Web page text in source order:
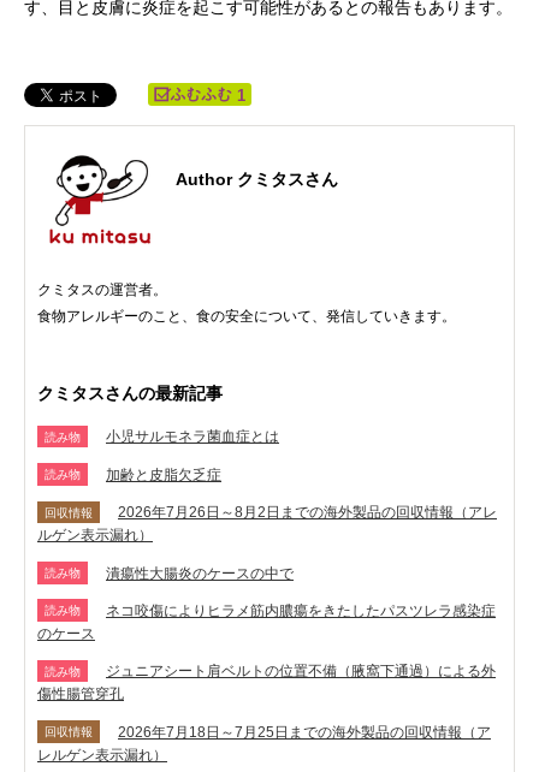
す、目と皮膚に炎症を起こす可能性があるとの報告もあります。
1
Author クミタスさん
クミタスの運営者。
食物アレルギーのこと、食の安全について、発信していきます。
クミタスさんの最新記事
読み物 小児サルモネラ菌血症とは
読み物 加齢と皮脂欠乏症
回収情報
2026年7月26日～8月2日までの海外製品の回収情報（アレ
ルゲン表示漏れ）
読み物 潰瘍性大腸炎のケースの中で
読み物
ネコ咬傷によりヒラメ筋内膿瘍をきたしたパスツレラ感染症
のケース
読み物
ジュニアシート肩ベルトの位置不備（腋窩下通過）による外
傷性腸管穿孔
回収情報
2026年7月18日～7月25日までの海外製品の回収情報（ア
レルゲン表示漏れ）